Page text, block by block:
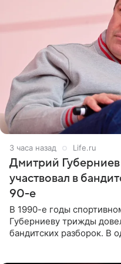
3 часа назад Life.ru
Дмитрий Губерниев
участвовал в
90-е
В 1990-е годы
Губерниеву трижды
бандитских разборок. В